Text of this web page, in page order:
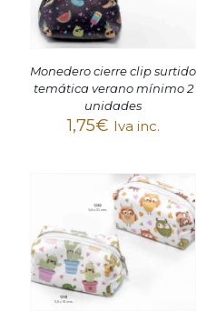
Monedero cierre clip surtido
temática verano mínimo 2
unidades
1,75€ Iva inc.